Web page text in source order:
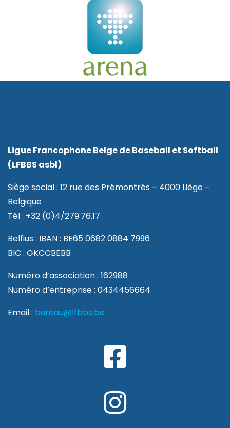
Ligue Francophone Belge de Baseball et Softball
(LFBBS asbl)
Siège social : 12 rue des Prémontrés – 4000 Liège –
Belgique
Tél : +32 (0)4/279.76.17
Belfius : IBAN : BE65 0682 0884 7996
BIC : GKCCBEBB
Numéro d’association : 162988
Numéro d’entreprise : 0434456664
Email : bureau@lfbbs.be